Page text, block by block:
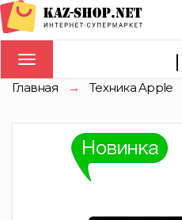
Toggle
navigation
Главная → Техника Apple